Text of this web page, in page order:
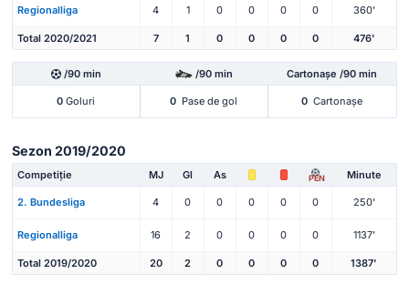
Regionalliga 4 1 0 0 0 0 360'
Total 2020/2021 7 1 0 0 0 0 476'
/90 min /90 min Cartonașe /90 min
0 Goluri 0 Pase de gol 0 Cartonașe
Sezon 2019/2020
Competiție MJ Gl As PEN Minute
2. Bundesliga 4 0 0 0 0 0 250'
Regionalliga 16 2 0 0 0 0 1137'
Total 2019/2020 20 2 0 0 0 0 1387'